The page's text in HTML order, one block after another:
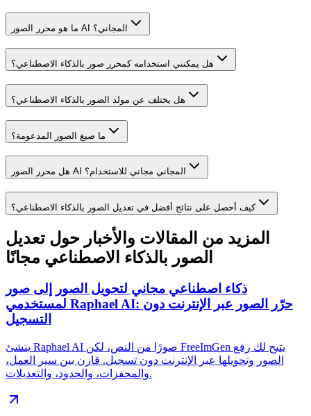
ما هو محرر الصور AI المجاني؟
هل يمكنني استخدامه كمحرر صور بالذكاء الاصطناعي؟
هل يختلف عن مولد الصور بالذكاء الاصطناعي؟
ما صيغ الصور المدعومة؟
هل محرر الصور AI المجاني مجاني للاستخدام؟
كيف أحصل على نتائج أفضل في تعديل الصور بالذكاء الاصطناعي؟
المزيد من المقالات والأخبار حول تعديل
الصور بالذكاء الاصطناعي مجانًا
ذكاء اصطناعي مجاني لتحويل الصور إلى صور
لمستخدمي Raphael AI: حرّر الصور عبر الإنترنت دون
التسجيل
ينشئ Raphael AI صورًا من النص، لكن FreeImGen يتيح لك رفع
الصور وتحويلها عبر الإنترنت دون تسجيل. قارن بين سير العمل،
والمحفزات، والحدود، والتعديلات.